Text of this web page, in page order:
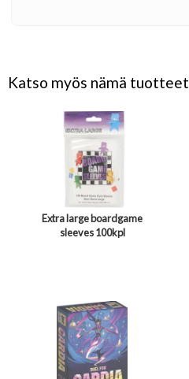
Katso myös nämä tuotteet
Extra large boardgame
sleeves 100kpl